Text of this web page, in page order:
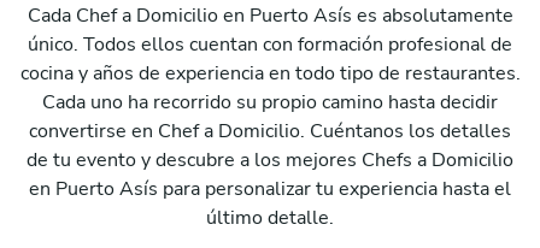
Cada Chef a Domicilio en Puerto Asís es absolutamente
único. Todos ellos cuentan con formación profesional de
cocina y años de experiencia en todo tipo de restaurantes.
Cada uno ha recorrido su propio camino hasta decidir
convertirse en Chef a Domicilio. Cuéntanos los detalles
de tu evento y descubre a los mejores Chefs a Domicilio
en Puerto Asís para personalizar tu experiencia hasta el
último detalle.